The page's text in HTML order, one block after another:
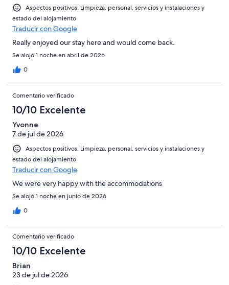
Mediocre
Horrible
Aspectos positivos: Limpieza, personal, servicios y instalaciones y
estado del alojamiento
Traducir con Google
Really enjoyed our stay here and would come back.
Se alojó 1 noche en abril de 2026
0
Comentario verificado
10/10 Excelente
Yvonne
7 de jul de 2026
Aspectos positivos: Limpieza, personal, servicios y instalaciones y
estado del alojamiento
Traducir con Google
We were very happy with the accommodations
Se alojó 1 noche en junio de 2026
0
Comentario verificado
10/10 Excelente
Brian
23 de jul de 2026